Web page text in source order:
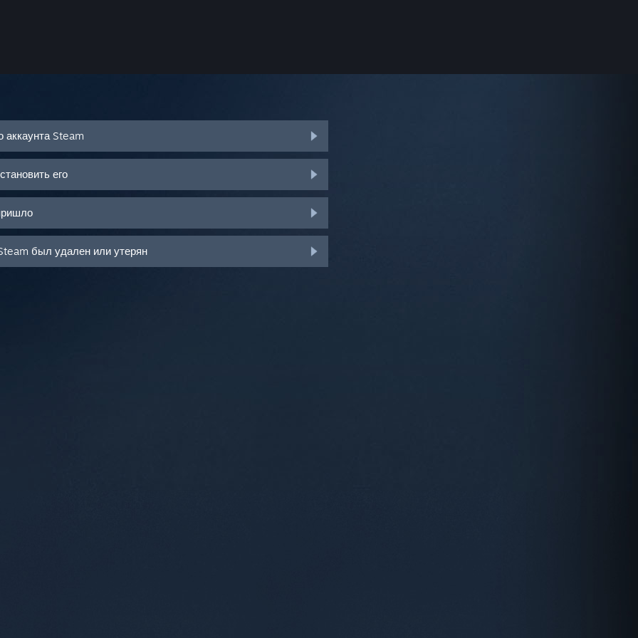
Steam
его
был удален или утерян